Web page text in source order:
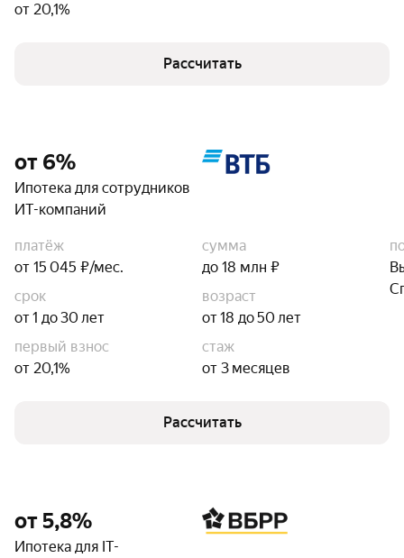
от 20,1%
Рассчитать
от 6%
Ипотека для сотрудников
ИТ-компаний
платёж
от 15 045 ₽/мес.
сумма
до 18 млн ₽
срок
от 1 до 30 лет
возраст
от 18 до 50 лет
первый взнос
от 20,1%
стаж
от 3 месяцев
Рассчитать
от 5,8%
Ипотека для IT-